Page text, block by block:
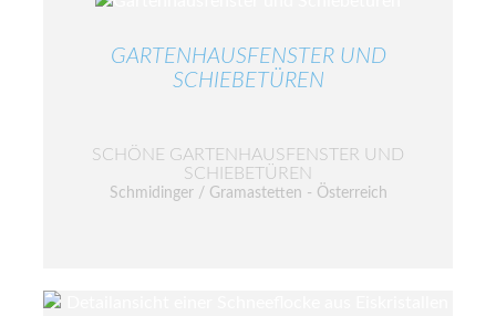
GARTENHAUSFENSTER UND
SCHIEBETÜREN
SCHÖNE GARTENHAUSFENSTER UND
SCHIEBETÜREN
Schmidinger / Gramastetten - Österreich